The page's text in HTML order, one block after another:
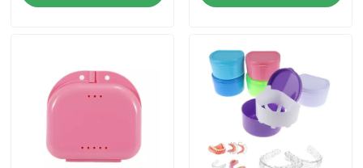
인용문을 요구하세요
치아 리테이너 박스
치아 틀니 박스